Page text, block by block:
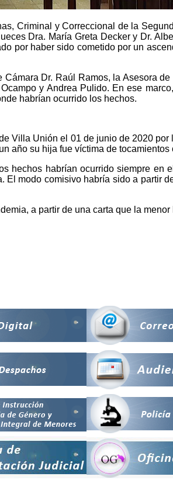
Criminal y Correccional de la
Dra. María Greta Decker y Dr.
por haber sido cometido por un
Dr. Raúl Ramos, la Asesora
y Andrea Pulido. En ese
habrían ocurrido los hechos.
Villa Unión el 01 de junio de 2020
año su hija fue víctima de
hechos habrían ocurrido siempre
modo comisivo habría sido a partir
a partir de una carta que la